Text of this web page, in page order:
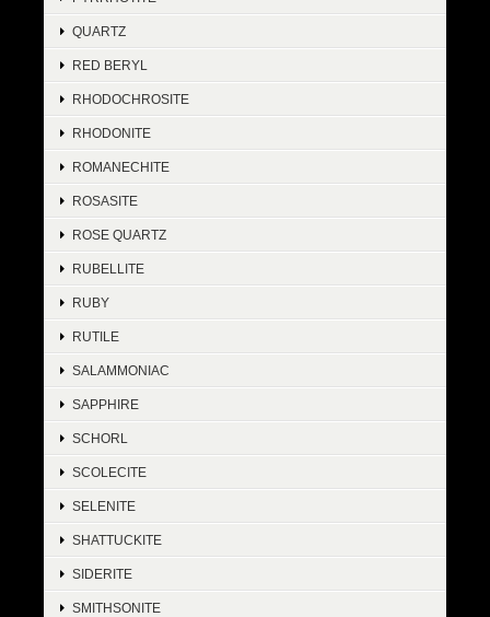
QUARTZ
RED BERYL
RHODOCHROSITE
RHODONITE
ROMANECHITE
ROSASITE
ROSE QUARTZ
RUBELLITE
RUBY
RUTILE
SALAMMONIAC
SAPPHIRE
SCHORL
SCOLECITE
SELENITE
SHATTUCKITE
SIDERITE
SMITHSONITE